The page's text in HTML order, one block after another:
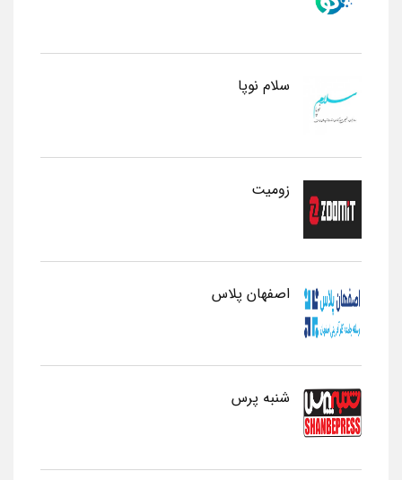
سلام نوپا
زومیت
اصفهان پلاس
شنبه پرس